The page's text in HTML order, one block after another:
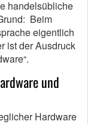
handelsübliche
Beim
eigentlich
ist der Ausdruck
und
Hardware